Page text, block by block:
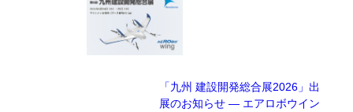
「九州 建設開発総合展2026」出
展のお知らせ — エアロボウイン